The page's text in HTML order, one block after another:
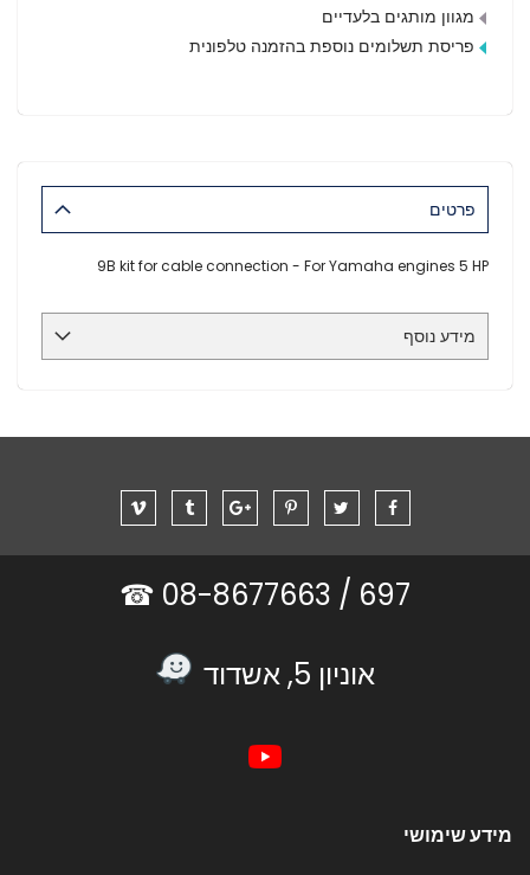
מגוון מותגים בלעדיים
פריסת תשלומים נוספת בהזמנה טלפונית
פרטים
9B kit for cable connection - For Yamaha engines 5 HP
מידע נוסף
697 /
אוניון 5, אשדוד
מידע שימושי